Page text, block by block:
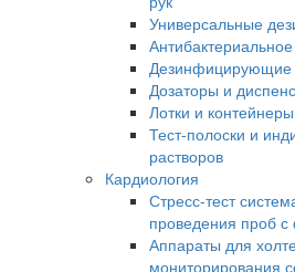
Универсальные
Дезинфицирующие
Дозаторы и
Лотки и
Тест-полоски и
растворов
Кардиология
Стресс-тест
проведения проб с
Аппараты для
мониторирования